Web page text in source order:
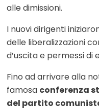
alle dimissioni.
I nuovi dirigenti
delle liberalizzazioni
d’uscita e permessi di
Fino ad arrivare alla
famosa conferenza
del partito